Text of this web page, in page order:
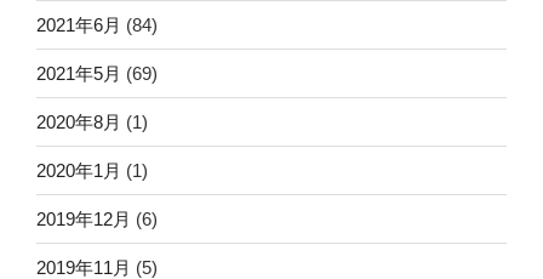
2021年6月 (84)
2021年5月 (69)
2020年8月 (1)
2020年1月 (1)
2019年12月 (6)
2019年11月 (5)